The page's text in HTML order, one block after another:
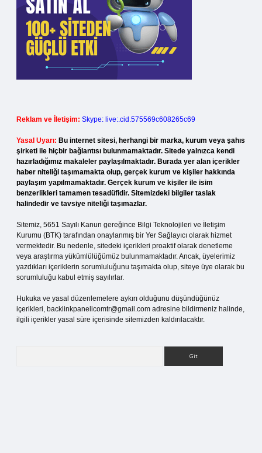
Reklam ve İletişim: Skype: live:.cid.575569c608265c69
Yasal Uyarı: Bu internet sitesi, herhangi bir marka, kurum veya şahıs
şirketi ile hiçbir bağlantısı bulunmamaktadır. Sitede yalnızca kendi
hazırladığımız makaleler paylaşılmaktadır. Burada yer alan içerikler
haber niteliği taşımamakta olup, gerçek kurum ve kişiler hakkında
paylaşım yapılmamaktadır. Gerçek kurum ve kişiler ile isim
benzerlikleri tamamen tesadüfidir. Sitemizdeki bilgiler taslak
halindedir ve tavsiye niteliği taşımazlar.
Sitemiz, 5651 Sayılı Kanun gereğince Bilgi Teknolojileri ve İletişim
Kurumu (BTK) tarafından onaylanmış bir Yer Sağlayıcı olarak hizmet
vermektedir. Bu nedenle, sitedeki içerikleri proaktif olarak denetleme
veya araştırma yükümlülüğümüz bulunmamaktadır. Ancak, üyelerimiz
yazdıkları içeriklerin sorumluluğunu taşımakta olup, siteye üye olarak bu
sorumluluğu kabul etmiş sayılırlar.
Hukuka ve yasal düzenlemelere aykırı olduğunu düşündüğünüz
içerikleri, backlinkpanelicomtr@gmail.com adresine bildirmeniz halinde,
ilgili içerikler yasal süre içerisinde sitemizden kaldırılacaktır.